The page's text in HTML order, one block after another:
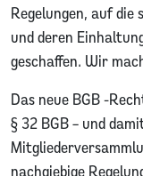
Regelungen, auf
und deren
geschaffen. Wir
Das neue BGB -
§ 32 BGB – und
nachgiebige